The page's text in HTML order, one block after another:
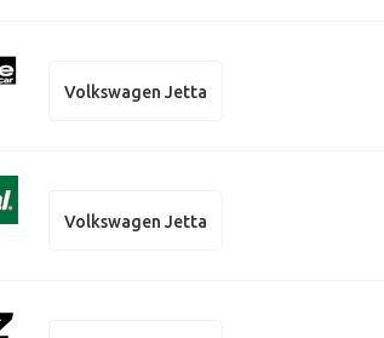
Volkswagen Jetta
Volkswagen Jetta